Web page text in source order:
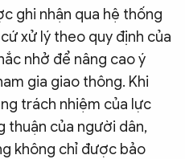
ghi nhận qua hệ thống
xử lý theo quy định của
nhở để nâng cao ý
gia giao thông. Khi
trách nhiệm của lực
thuận của người dân,
không chỉ được bảo